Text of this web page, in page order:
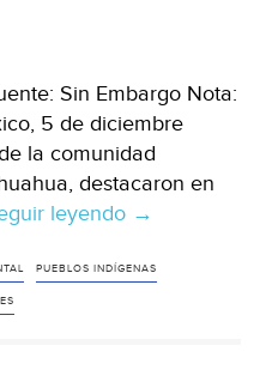
Sin Embargo Nota:
5 de diciembre
la comunidad
destacaron en
leyendo Rarámuris
Chihuahua
→
PUEBLOS INDÍGENAS